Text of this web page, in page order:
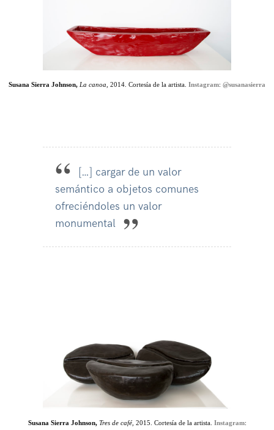
Susana Sierra Johnson, La canoa, 2014. Cortesía de la artista. Instagram: @susanasierra
[…] cargar de un valor
semántico a objetos comunes
ofreciéndoles un valor
monumental
Susana Sierra Johnson,Tres de café, 2015. Cortesía de la artista. Instagram: